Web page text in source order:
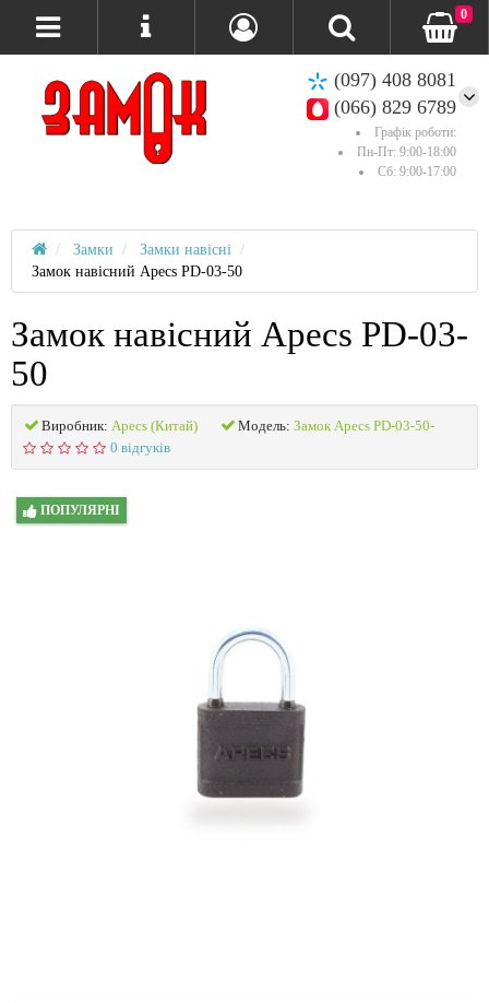
(097) 408 8081
(066) 829 6789
Графік роботи:
Пн-Пт: 9:00-18:00
Сб: 9:00-17:00
0
Замки
Замки навісні
Замок навісний Apecs PD-03-50
Замок навісний Apecs PD-03-
50
Виробник: Apecs (Китай) Модель: Замок Apecs PD-03-50-
0 відгуків
ПОПУЛЯРНІ